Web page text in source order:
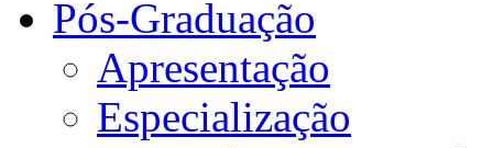
Pós-Graduação
Apresentação
Especialização